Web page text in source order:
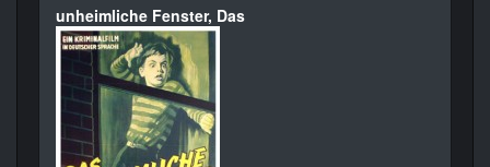
unheimliche Fenster, Das